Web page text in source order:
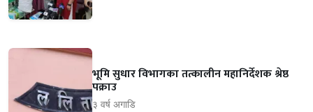
भूमि सुधार विभागका तत्कालीन महानिर्देशक श्रेष्ठ
पक्राउ
३ वर्ष अगाडि